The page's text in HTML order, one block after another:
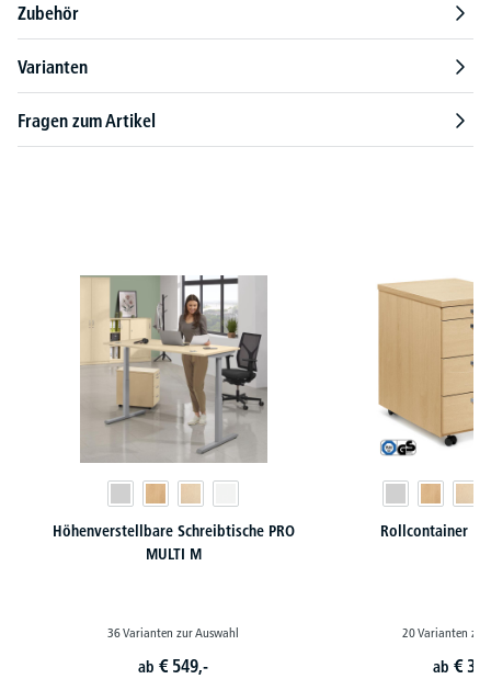
Zubehör
Varianten
Fragen zum Artikel
Höhenverstellbare Schreibtische PRO
MULTI M
36 Varianten zur Auswahl
ab€ 549,-
Rollcontainer
20 Varianten zur
ab€